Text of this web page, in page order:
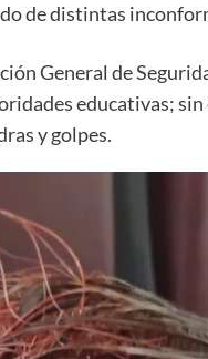
de distintas
General de
educativas;
y golpes.